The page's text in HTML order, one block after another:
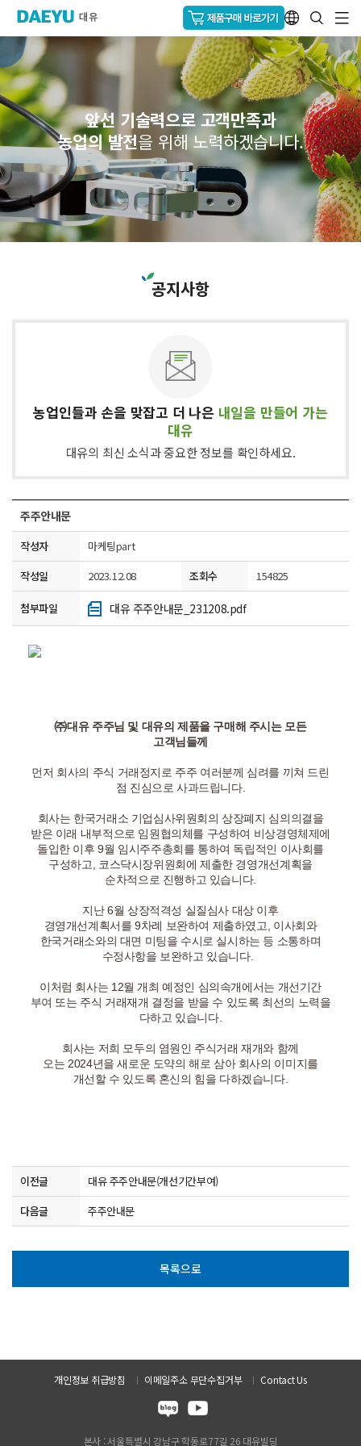
앞선 기술력으로 고객만족과
농업의 발전을 위해 노력하겠습니다.
공지사항
농업인들과 손을 맞잡고 더 나은 내일을 만들어 가는
대유
대유의 최신 소식과 중요한 정보를 확인하세요.
주주안내문
작성자
마케팅part
작성일
2023.12.08 조회수 154825
첨부파일 대유 주주안내문_231208.pdf
㈜대유 주주님 및 대유의 제품을 구매해 주시는 모든
고객님들께
먼저 회사의 주식 거래정지로 주주 여러분께 심려를 끼쳐 드린
점 진심으로 사과드립니다.
회사는 한국거래소 기업심사위원회의 상장폐지 심의의결을
받은 이래 내부적으로 임원협의체를 구성하여 비상경영체제에
돌입한 이후9월 임시주주총회를 통하여 독립적인 이사회를
구성하고, 코스닥시장위원회에 제출한 경영개선계획을
순차적으로 진행하고 있습니다.
지난6월 상장적격성 실질심사 대상 이후
경영개선계획서를 9차례 보완하여 제출하였고, 이사회와
한국거래소와의 대면 미팅을 수시로 실시하는 등 소통하며
수정사항을 보완하고 있습니다.
이처럼 회사는 12월 개최 예정인 심의속개에서는 개선기간
부여 또는 주식 거래재개 결정을 받을 수 있도록 최선의 노력을
다하고 있습니다.
회사는 저희 모두의 염원인 주식거래 재개와 함께
오는2024년을 새로운 도약의 해로 삼아 회사의 이미지를
개선할 수 있도록 혼신의 힘을 다하겠습니다.
이전글
대유 주주안내문(개선기간부여)
다음글
주주안내문
목록으로
개인정보 취급방침 이메일주소 무단수집거부 Contact Us
본사 : 서울특별시 강남구 학동로77길 26 대유빌딩